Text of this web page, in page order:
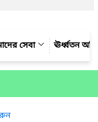
সেবা ঊর্ধ্বতন